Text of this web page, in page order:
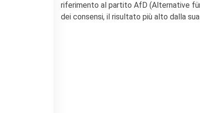
riferimento al partito AfD (Alternative
dei consensi, il risultato più alto dalla